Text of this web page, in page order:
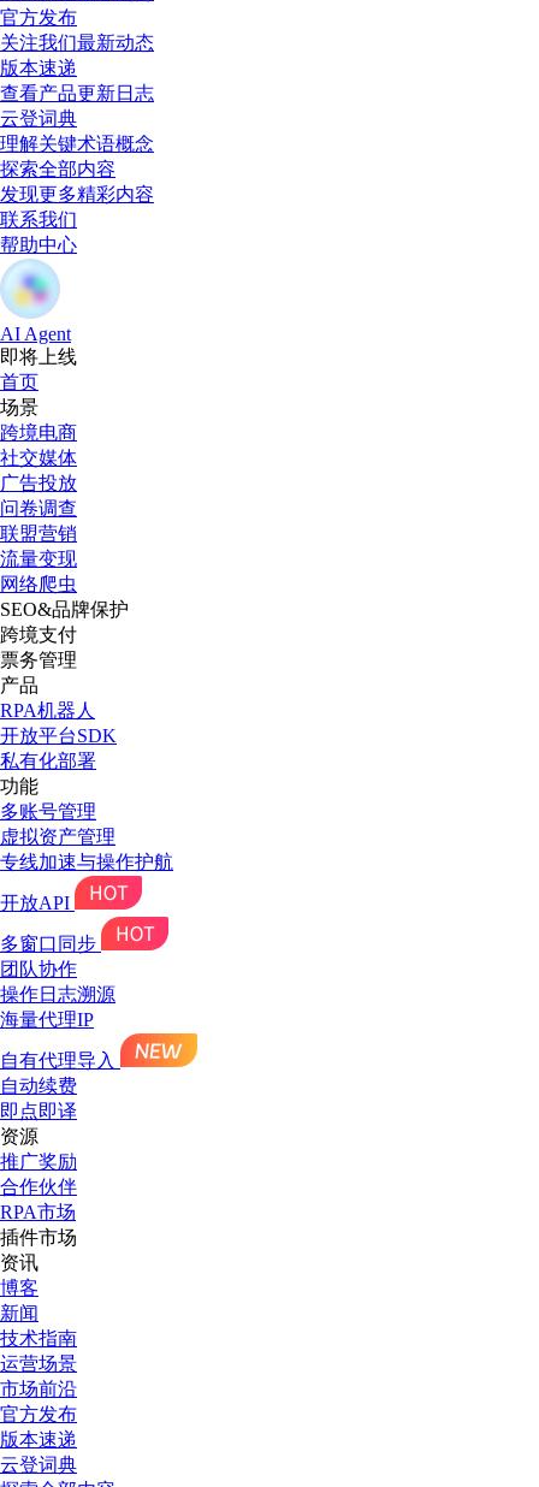
官方发布
关注我们最新动态
版本速递
查看产品更新日志
云登词典
理解关键术语概念
探索全部内容
发现更多精彩内容
联系我们
帮助中心
AI Agent
即将上线
首页
场景
跨境电商
社交媒体
广告投放
问卷调查
联盟营销
流量变现
网络爬虫
SEO&品牌保护
跨境支付
票务管理
产品
RPA机器人
开放平台SDK
私有化部署
功能
多账号管理
虚拟资产管理
专线加速与操作护航
开放API
多窗口同步
团队协作
操作日志溯源
海量代理IP
自有代理导入
自动续费
即点即译
资源
推广奖励
合作伙伴
RPA市场
插件市场
资讯
博客
新闻
技术指南
运营场景
市场前沿
官方发布
版本速递
云登词典